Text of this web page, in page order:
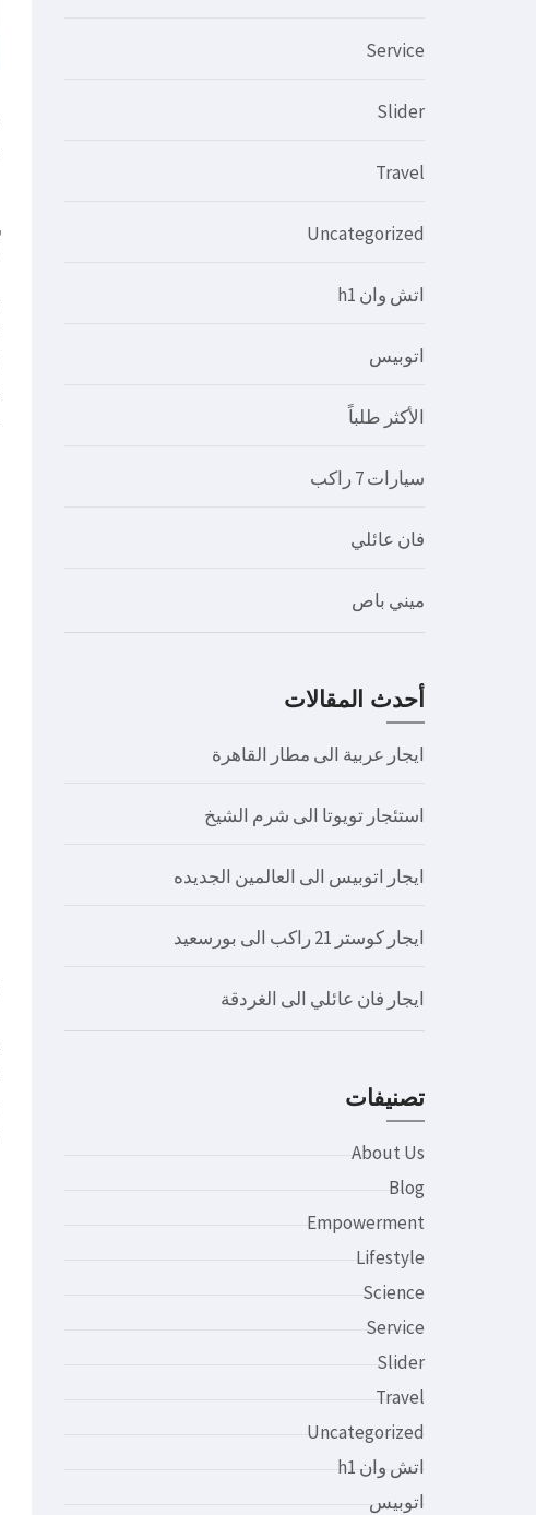
Service
Slider
Travel
Uncategorized
اتش وان h1
اتوبيس
الأكثر طلباً
سيارات 7 راكب
فان عائلي
ميني باص
أحدث المقالات
ايجار عربية الى مطار القاهرة
استئجار تويوتا الى شرم الشيخ
ايجار اتوبيس الى العالمين الجديده
ايجار كوستر 21 راكب الى بورسعيد
ايجار فان عائلي الى الغردقة
تصنيفات
About Us
Blog
Empowerment
Lifestyle
Science
Service
Slider
Travel
Uncategorized
اتش وان h1
اتوبيس